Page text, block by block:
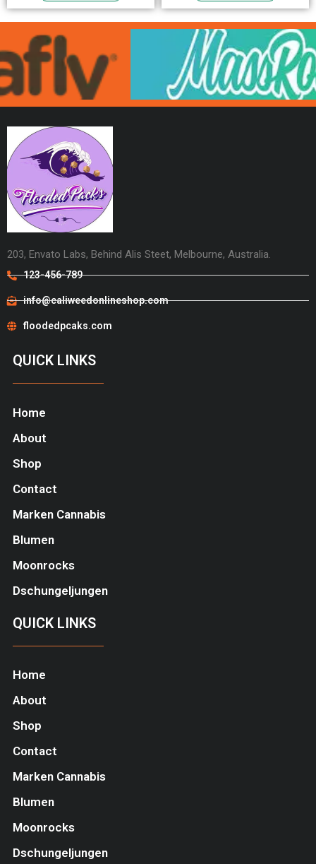
203, Envato Labs, Behind Alis Steet, Melbourne, Australia.
123-456-789
info@caliweedonlineshop.com
floodedpcaks.com
QUICK LINKS
Home
About
Shop
Contact
Marken Cannabis
Blumen
Moonrocks
Dschungeljungen
QUICK LINKS
Home
About
Shop
Contact
Marken Cannabis
Blumen
Moonrocks
Dschungeljungen